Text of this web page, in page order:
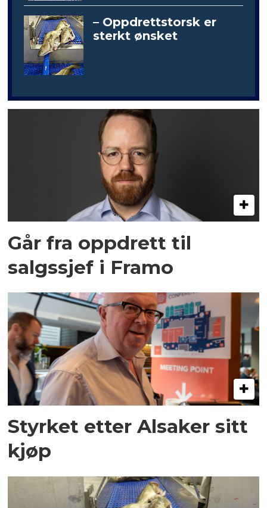
– Oppdrettstorsk er
sterkt ønsket
Går fra oppdrett til
salgssjef i Framo
Styrket etter Alsaker sitt
kjøp